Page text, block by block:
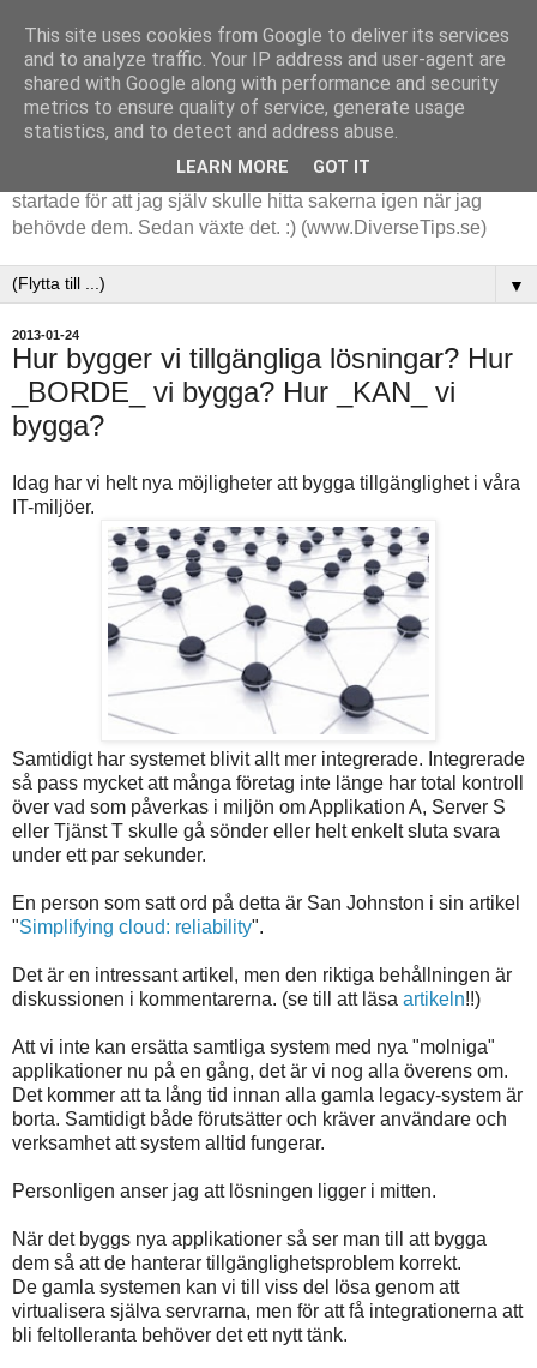
Tips och tankar kring de saker jag stöter på i arbetet. Det
startade för att jag själv skulle hitta sakerna igen när jag
behövde dem. Sedan växte det. :) (www.DiverseTips.se)
▼
2013-01-24
Hur bygger vi tillgängliga lösningar? Hur
_BORDE_ vi bygga? Hur _KAN_ vi
bygga?
Idag har vi helt nya möjligheter att bygga tillgänglighet i våra
IT-miljöer.
Samtidigt har systemet blivit allt mer integrerade. Integrerade
så pass mycket att många företag inte länge har total kontroll
över vad som påverkas i miljön om Applikation A, Server S
eller Tjänst T skulle gå sönder eller helt enkelt sluta svara
under ett par sekunder.
En person som satt ord på detta är San Johnston i sin artikel
"Simplifying cloud: reliability".
Det är en intressant artikel, men den riktiga behållningen är
diskussionen i kommentarerna. (se till att läsa artikeln!!)
Att vi inte kan ersätta samtliga system med nya "molniga"
applikationer nu på en gång, det är vi nog alla överens om.
Det kommer att ta lång tid innan alla gamla legacy-system är
borta. Samtidigt både förutsätter och kräver användare och
verksamhet att system alltid fungerar.
Personligen anser jag att lösningen ligger i mitten.
När det byggs nya applikationer så ser man till att bygga
dem så att de hanterar tillgänglighetsproblem korrekt.
De gamla systemen kan vi till viss del lösa genom att
virtualisera själva servrarna, men för att få integrationerna att
bli feltolleranta behöver det ett nytt tänk.
This site uses cookies from Google to deliver its services
and to analyze traffic. Your IP address and user-agent are
shared with Google along with performance and security
metrics to ensure quality of service, generate usage
statistics, and to detect and address abuse.
LEARN MORE GOT IT